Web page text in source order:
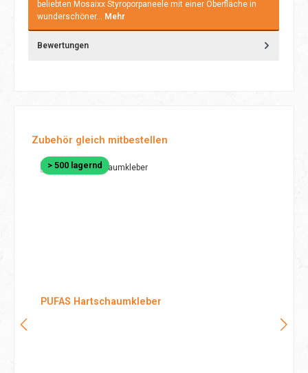
beliebten Mosaixx Styroporpaneele mit einer Oberfläche in
wunderschöner… Mehr
Bewertungen
Produktgalerie überspringen
Zubehör gleich mitbestellen
> 500 lagernd
PUFAS Hartschaumkleber